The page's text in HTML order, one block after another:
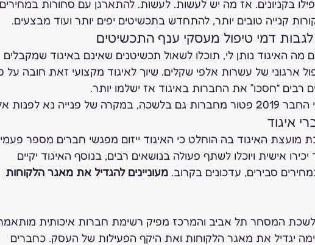
בקניונים. אז מה יש לעשות. לעשות. להתארגן עם סחורות במחירים
קנייה טובים יותר, להתחדש בתכשיטים יפים יותר ועוד מבצעים.
דמי טיפול מעסקי ענף התכשיטים
האיגוד נותן לי, תוכלו לשאול תכשיטנים שאינם באיגוד שמקבלים
ארגוני של עשרות אלפי שקלים. שיוך לאיגוד מקצועי זאת חובה על
רבים “חסכו” את החברות באיגוד אז ישלמו יותר.
נא לפנות אלי.
איגוד
מועצת האיגוד בה הוחלט כי האיגוד ייזום מפגשי חברים מספר
אישית ויוכלו לשתף פעולה בנושאים רבים, בנוסף האיגוד יקיים
סבירים, עדכונים בקרוב. מעוניינים להגדיל את מאגר הלקוחות
לשכת המסחר תל אביב והמרכז מפיק רשימת חברות איכותית
יגדיל את מאגר הלקוחות ואת היקף הפעילות של העסק. כחברים